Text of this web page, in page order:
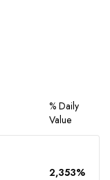
% Daily
Value
2,353%